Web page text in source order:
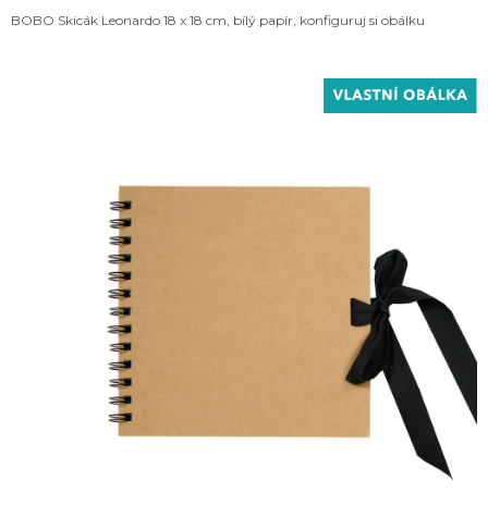
BOBO Skicák Leonardo 18 x 18 cm, bílý papír, konfiguruj si obálku